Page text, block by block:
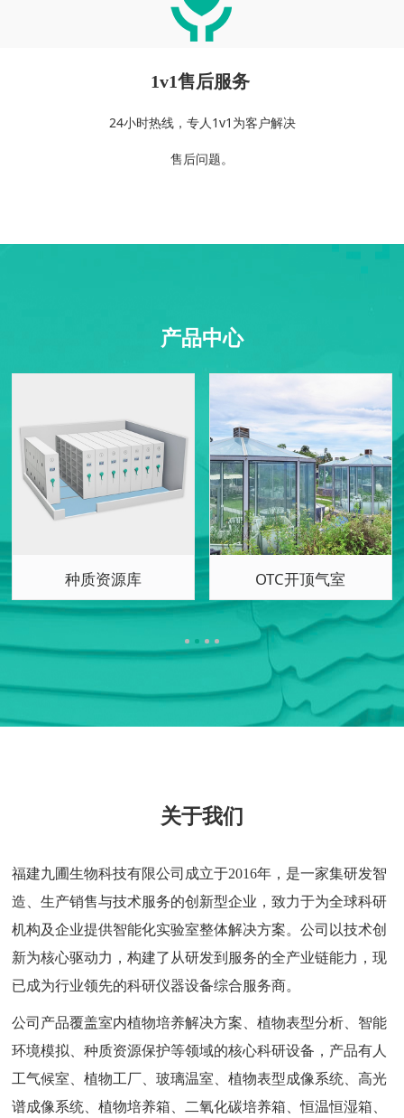
1v1售后服务
24小时热线，专人1v1为客户解决
售后问题。
产品中心
植物培养箱BPC500FH
关于我们
福建九圃生物科技有限公司成立于2016年，是一家集研发智
造、生产销售与技术服务的创新型企业，致力于为全球科研
机构及企业提供智能化实验室整体解决方案。公司以技术创
新为核心驱动力，构建了从研发到服务的全产业链能力，现
已成为行业领先的科研仪器设备综合服务商。
公司产品覆盖室内植物培养解决方案、植物表型分析、智能
环境模拟、种质资源保护等领域的核心科研设备，产品有人
工气候室、植物工厂、玻璃温室、植物表型成像系统、高光
谱成像系统、植物培养箱、二氧化碳培养箱、恒温恒湿箱、